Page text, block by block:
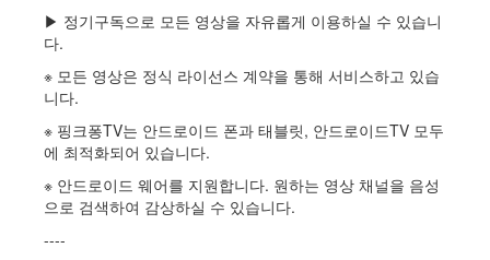
▶ 정기구독으로 모든 영상을 자유롭게 이용하실 수 있습니
다.
※ 모든 영상은 정식 라이선스 계약을 통해 서비스하고 있습
니다.
※ 핑크퐁TV는 안드로이드 폰과 태블릿, 안드로이드TV 모두
에 최적화되어 있습니다.
※ 안드로이드 웨어를 지원합니다. 원하는 영상 채널을 음성
으로 검색하여 감상하실 수 있습니다.
----